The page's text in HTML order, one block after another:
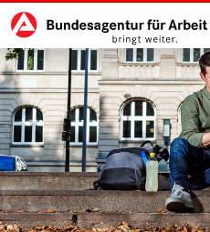
zu den Hauptinhalten springen
Hauptnavigation